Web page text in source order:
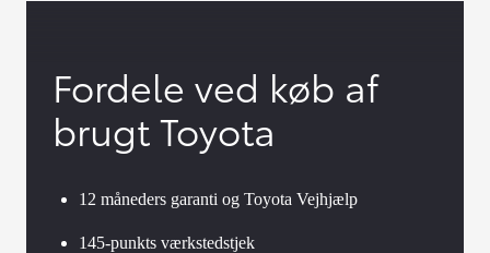
Fordele ved køb af
brugt Toyota
12 måneders garanti og Toyota Vejhjælp
145-punkts værkstedstjek